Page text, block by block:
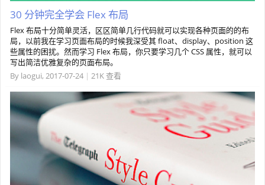
30 分钟完全学会 Flex 布局
Flex 布局十分简单灵活，区区简单几行代码就可以实现各种页面的的布
局，以前我在学习页面布局的时候我深受其 float、display、position 这
些属性的困扰。然而学习 Flex 布局，你只要学习几个 CSS 属性，就可以
写出简洁优雅复杂的页面布局。
By laogui, 2017-07-24 | 21K 查看